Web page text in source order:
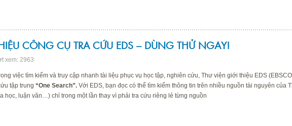
CÔNG CỤ TRA CỨU EDS – DÙNG THỬ NGAY!
xem: 2963
việc tìm kiếm và truy cập nhanh tài liệu phục vụ học tập, nghiên cứu, Thư viện giới thiệu EDS (EBSCO
tập trung “One Search”. Với EDS, bạn đọc có thể tìm kiếm thông tin trên nhiều nguồn tài nguyên của
học, luận văn…) chỉ trong một lần thay vì phải tra cứu riêng lẻ từng nguồn